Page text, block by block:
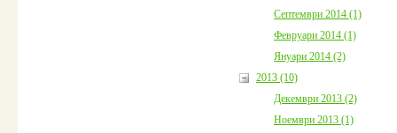
Септември 2014 (1)
Февруари 2014 (1)
Януари 2014 (2)
2013 (10)
Декември 2013 (2)
Ноември 2013 (1)